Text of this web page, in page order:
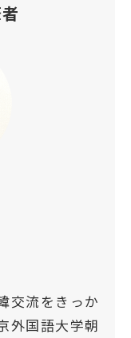
交流をきっか
外国語大学朝